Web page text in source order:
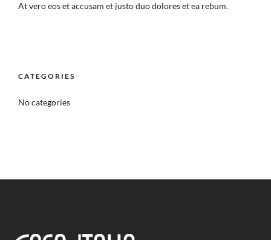
At vero eos et accusam et justo duo dolores et ea rebum.
CATEGORIES
No categories